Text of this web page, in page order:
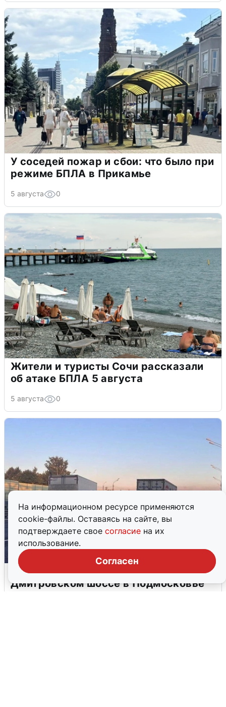
На информационном ресурсе применяются
cookie-файлы. Оставаясь на сайте, вы
подтверждаете свое согласие на их
использование.
Согласен
У соседей пожар и сбои: что было при
режиме БПЛА в Прикамье
5 августа 0
Жители и туристы Сочи рассказали
об атаке БПЛА 5 августа
5 августа 0
Пять машин столкнулись на
Дмитровском шоссе в Подмосковье